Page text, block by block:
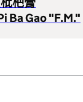
Ba Gao "F.M."